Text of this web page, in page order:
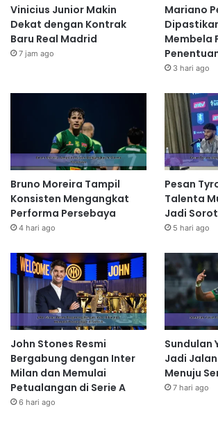
Vinicius Junior Makin
Dekat dengan Kontrak
Baru Real Madrid
7 jam ago
Mariano
Membela
3 hari ago
Bruno Moreira Tampil
Konsisten Mengangkat
Performa Persebaya
4 hari ago
Pesan
Talenta
Jadi
5 hari ago
John Stones Resmi
Bergabung dengan Inter
Milan dan Memulai
Petualangan di Serie A
6 hari ago
Sundulan
Jadi
Menuju
7 hari ago